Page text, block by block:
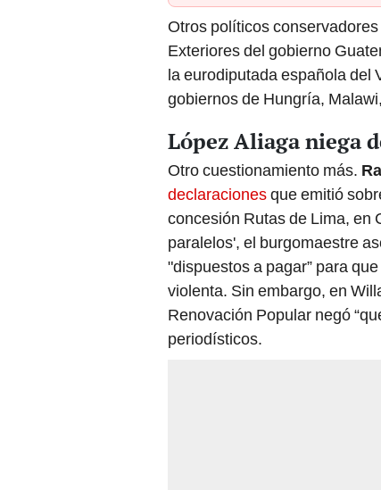
Otros políticos
Exteriores del gobierno
la eurodiputada española del
gobiernos de Hungría,
López Aliaga niega
Otro cuestionamiento más.
declaracionesque emitió
concesión Rutas de Lima, en
paralelos', el burgomaestre
"dispuestos a pagar” para
violenta. Sin embargo, en
Renovación Popular negó
periodísticos.